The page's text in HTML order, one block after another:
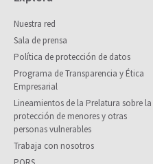
Nuestra red
Sala de prensa
Política de protección de datos
Programa de Transparencia y Ética
Empresarial
Lineamientos de la Prelatura sobre la
protección de menores y otras
personas vulnerables
Trabaja con nosotros